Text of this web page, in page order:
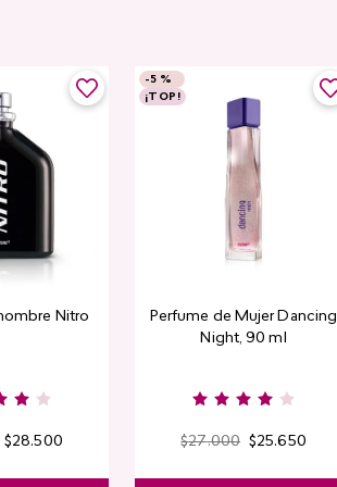
Nitro
$28.500
-5 %
¡TOP!
Perfume de Mujer Dancing
Night, 90 ml
$27.000 $25.650